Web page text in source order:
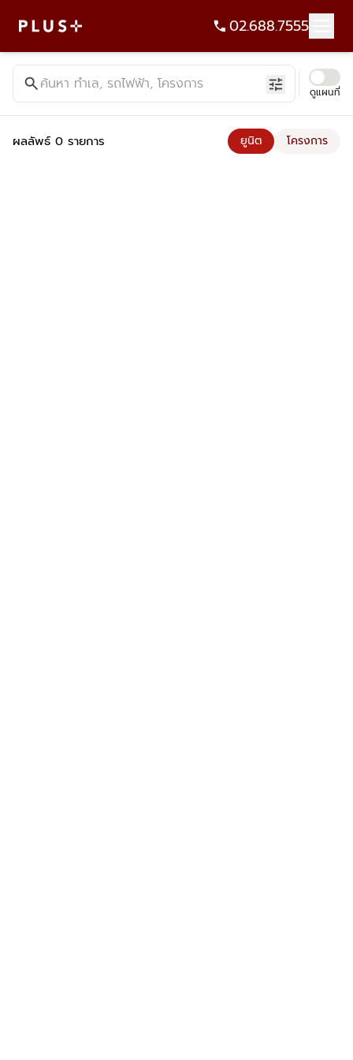
02.688.7555
ค้นหาคอนโด บ้าน ที่ดิน อาคารสำนักงาน ทั้งขายและเช่า - Plus
searchค้นหา ทำเล, รถไฟฟ้า, โครงการ tune ดูแผนที่
ผลลัพธ์ 0 รายการ ยูนิต โครงการ